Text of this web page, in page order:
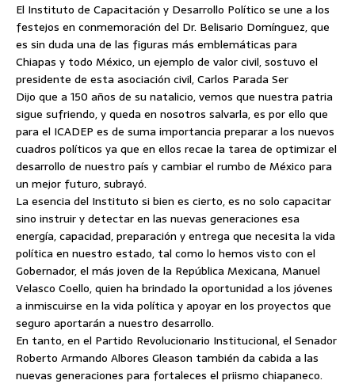
El Instituto de Capacitación y Desarrollo Político se une a los
festejos en conmemoración del Dr. Belisario Domínguez, que
es sin duda una de las figuras más emblemáticas para
Chiapas y todo México, un ejemplo de valor civil, sostuvo el
presidente de esta asociación civil, Carlos Parada Ser
Dijo que a 150 años de su natalicio, vemos que nuestra patria
sigue sufriendo,y queda en nosotros salvarla, es por ello que
para el ICADEP es de suma importancia preparar a los nuevos
cuadros políticos ya que en ellos recae la tarea de optimizar el
desarrollo de nuestro país y cambiar el rumbo de México para
un mejor futuro, subrayó.
La esencia del Instituto si bien es cierto, es no solo capacitar
sino instruir y detectar en las nuevas generaciones esa
energía, capacidad, preparación y entrega que necesita la vida
política en nuestro estado, tal como lo hemos visto con el
Gobernador, el más joven de la República Mexicana, Manuel
Velasco Coello, quien ha brindado la oportunidad a los jóvenes
a inmiscuirse en la vida política y apoyar en los proyectos que
seguro aportarán a nuestro desarrollo.
En tanto, en el Partido Revolucionario Institucional, el Senador
Roberto Armando Albores Gleason también da cabida a las
nuevas generaciones para fortaleces el priismo chiapaneco.